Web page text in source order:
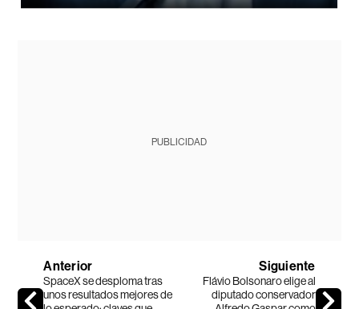
PUBLICIDAD
Anterior
SpaceX se desploma tras
unos resultados mejores de
Siguiente
Flávio Bolsonaro elige al
diputado conservador